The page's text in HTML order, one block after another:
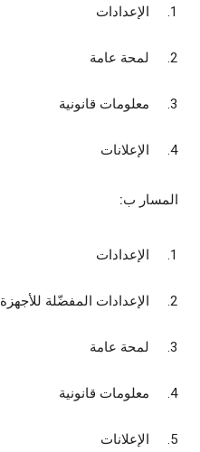
الإعدادات
لمحة عامة
معلومات قانونية
الإعلانات
المسار ب:
الإعدادات
الإعدادات المفضّلة للأجهزة
لمحة عامة
معلومات قانونية
الإعلانات